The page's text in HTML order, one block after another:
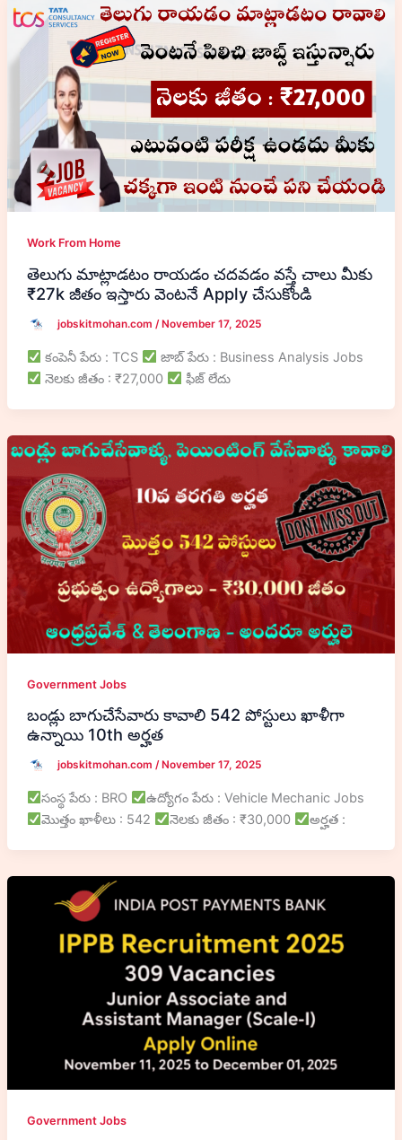
Work From Home
తెలుగు మాట్లాడటం రాయడం చదవడం వస్తే చాలు మీకు
₹27k జీతం ఇస్తారు వెంటనే Apply చేసుకోండి
jobskitmohan.com /November 17, 2025
కంపెనీ పేరు : TCS
జాబ్ పేరు : Business Analysis Jobs
నెలకు జీతం : ₹27,000
ఫీజ్ లేదు
Government Jobs
బండ్లు బాగుచేసేవారు కావాలి 542 పోస్టులు ఖాళీగా
ఉన్నాయి 10th అర్హత
jobskitmohan.com /November 17, 2025
సంస్థ పేరు : BRO
ఉద్యోగం పేరు : Vehicle Mechanic Jobs
మొత్తం ఖాళీలు : 542
నెలకు జీతం : ₹30,000 అర్హత :
Government Jobs